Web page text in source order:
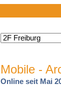
Mobile -
Online seit Mai